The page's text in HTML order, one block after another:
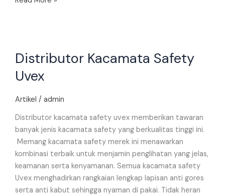
Distributor Kacamata Safety
Uvex
Artikel / admin
Distributor kacamata safety uvex memberikan tawaran
banyak jenis kacamata safety yang berkualitas tinggi ini.
Memang kacamata safety merek ini menawarkan
kombinasi terbaik untuk menjamin penglihatan yang jelas,
keamanan serta kenyamanan. Semua kacamata safety
Uvex menghadirkan rangkaian lengkap lapisan anti gores
serta anti kabut sehingga nyaman di pakai. Tidak heran
Kacamata
Uvex